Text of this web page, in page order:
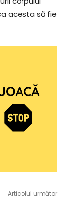
acesta să fie
Articolul următor